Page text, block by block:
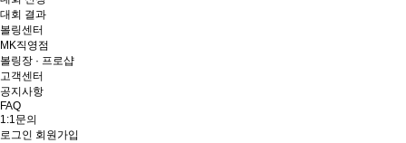
대회 결과
볼링센터
MK직영점
볼링장 · 프로샵
고객센터
공지사항
FAQ
1:1문의
로그인 회원가입